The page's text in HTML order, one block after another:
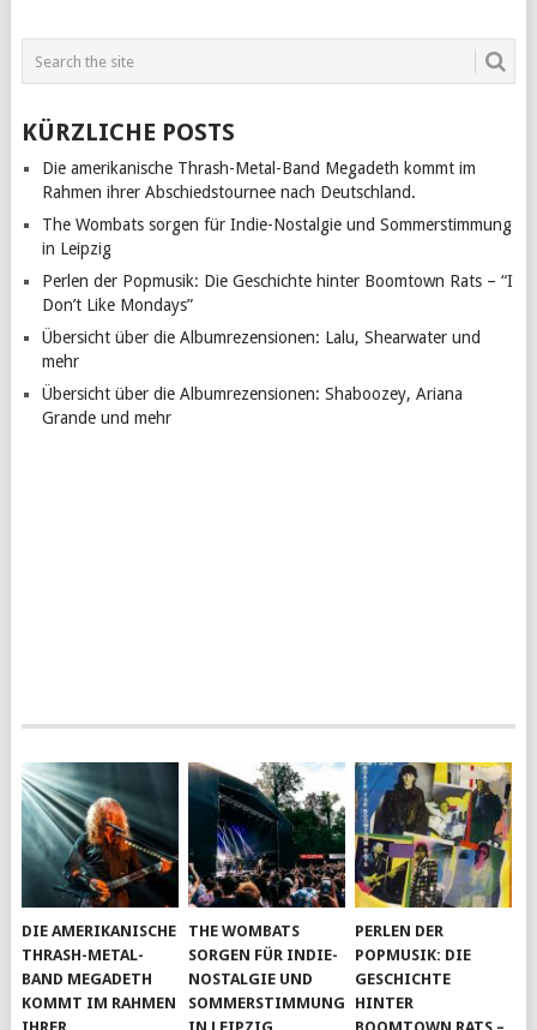
KÜRZLICHE POSTS
Die amerikanische Thrash-Metal-Band Megadeth kommt im
Rahmen ihrer Abschiedstournee nach Deutschland.
The Wombats sorgen für Indie-Nostalgie und Sommerstimmung
in Leipzig
Perlen der Popmusik: Die Geschichte hinter Boomtown Rats – “I
Don’t Like Mondays”
Übersicht über die Albumrezensionen: Lalu, Shearwater und
mehr
Übersicht über die Albumrezensionen: Shaboozey, Ariana
Grande und mehr
DIE AMERIKANISCHE
THRASH-METAL-
BAND MEGADETH
KOMMT IM RAHMEN
THE WOMBATS
SORGEN FÜR INDIE-
NOSTALGIE UND
SOMMERSTIMMUNG
PERLEN DER
POPMUSIK: DIE
GESCHICHTE
HINTER